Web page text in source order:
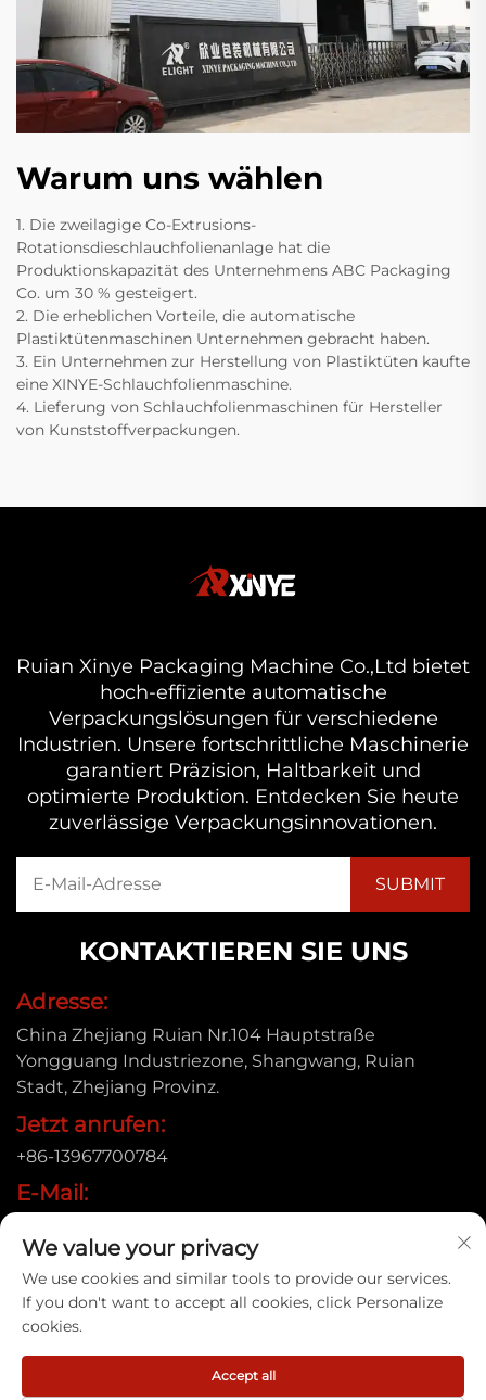
Warum uns wählen
1. Die zweilagige Co-Extrusions-
Rotationsdieschlauchfolienanlage hat die
Produktionskapazität des Unternehmens ABC Packaging
Co. um 30 % gesteigert.
2. Die erheblichen Vorteile, die automatische
Plastiktütenmaschinen Unternehmen gebracht haben.
3. Ein Unternehmen zur Herstellung von Plastiktüten kaufte
eine XINYE-Schlauchfolienmaschine.
4. Lieferung von Schlauchfolienmaschinen für Hersteller
von Kunststoffverpackungen.
Ruian Xinye Packaging Machine Co.,Ltd bietet
hoch-effiziente automatische
Verpackungslösungen für verschiedene
Industrien. Unsere fortschrittliche Maschinerie
garantiert Präzision, Haltbarkeit und
optimierte Produktion. Entdecken Sie heute
zuverlässige Verpackungsinnovationen.
KONTAKTIEREN SIE UNS
Adresse:
China Zhejiang Ruian Nr.104 Hauptstraße
Yongguang Industriezone, Shangwang, Ruian
Stadt, Zhejiang Provinz.
Jetzt anrufen:
+86-13967700784
E-Mail:
Urheberrecht © 2025 Ruian Xinye Packaging Machine
We value your privacy
We use cookies and similar tools to provide our services.
If you don't want to accept all cookies, click Personalize
cookies.
Accept all